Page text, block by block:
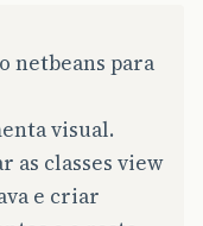
netbeans para
visual.
as classes view
e criar